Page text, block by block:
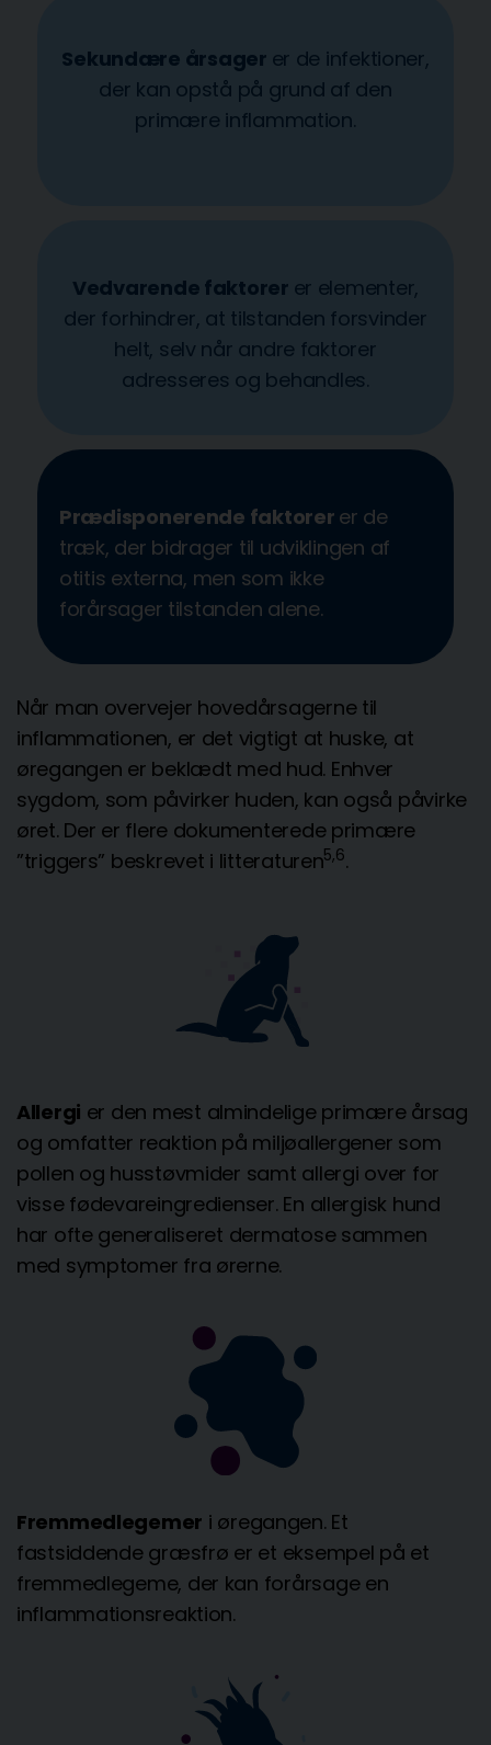
Sekundære årsager er de infektioner,
der kan opstå på grund af den
primære inflammation.
Vedvarende faktorer er elementer,
der forhindrer, at tilstanden forsvinder
helt, selv når andre faktorer
adresseres og behandles.
Prædisponerende faktorer er de
træk, der bidrager til udviklingen af
otitis externa, men som ikke
forårsager tilstanden alene.
Når man overvejer hovedårsagerne til
inflammationen, er det vigtigt at huske, at
øregangen er beklædt med hud. Enhver
sygdom, som påvirker huden, kan også påvirke
øret. Der er flere dokumenterede primære
”triggers” beskrevet i litteraturen5,6.
Allergi er den mest almindelige primære årsag
og omfatter reaktion på miljøallergener som
pollen og husstøvmider samt allergi over for
visse fødevareingredienser. En allergisk hund
har ofte generaliseret dermatose sammen
med symptomer fra ørerne.
Fremmedlegemer i øregangen. Et
fastsiddende græsfrø er et eksempel på et
fremmedlegeme, der kan forårsage en
inflammationsreaktion.